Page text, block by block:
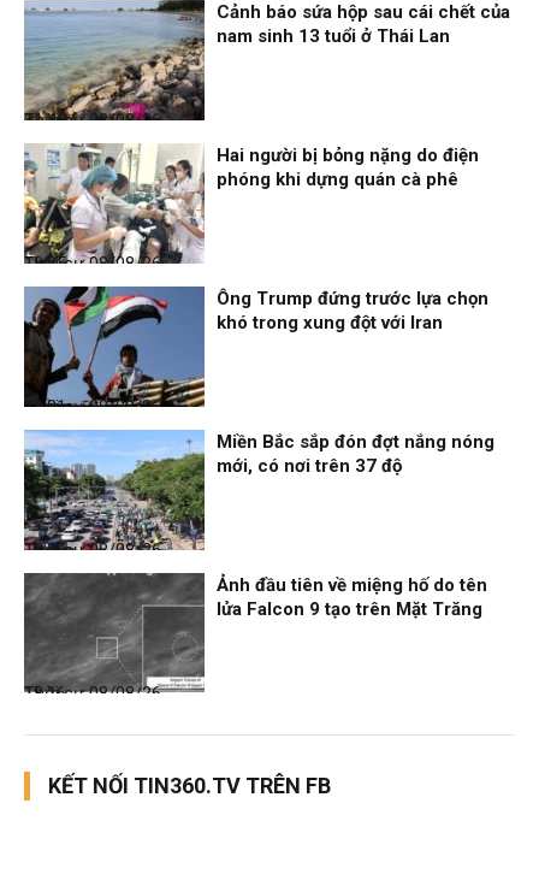
Thời sự
08/08/26, 21:46
Cảnh báo sứa hộp sau cái chết của
nam sinh 13 tuổi ở Thái Lan
Thời sự
08/08/26, 18:25
Hai người bị bỏng nặng do điện
phóng khi dựng quán cà phê
Thời sự
08/08/26, 18:21
Ông Trump đứng trước lựa chọn
khó trong xung đột với Iran
Thời sự
08/08/26, 18:19
Miền Bắc sắp đón đợt nắng nóng
mới, có nơi trên 37 độ
Thời sự
08/08/26, 18:16
Ảnh đầu tiên về miệng hố do tên
lửa Falcon 9 tạo trên Mặt Trăng
KẾT NỐI TIN360.TV TRÊN FB